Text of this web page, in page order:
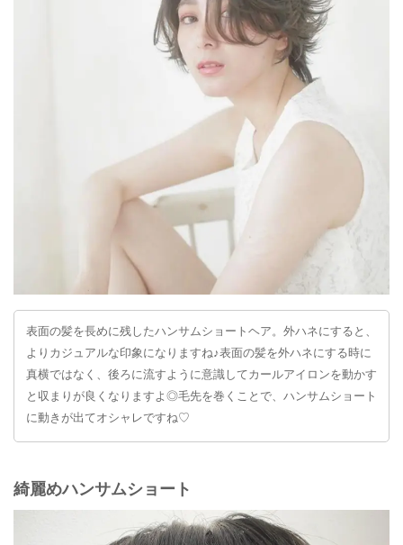
表面の髪を長めに残したハンサムショートヘア。外ハネにすると、
よりカジュアルな印象になりますね♪表面の髪を外ハネにする時に
真横ではなく、後ろに流すように意識してカールアイロンを動かす
と収まりが良くなりますよ◎毛先を巻くことで、ハンサムショート
に動きが出てオシャレですね♡
綺麗めハンサムショート